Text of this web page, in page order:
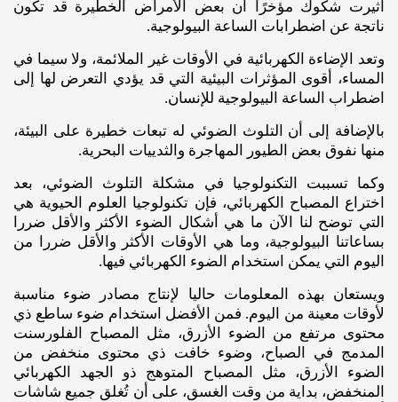
أثيرت شكوك مؤخرًا أن بعض الأمراض الخطيرة قد تكون
ناتجة عن اضطرابات الساعة البيولوجية.
وتعد الإضاءة الكهربائية في الأوقات غير الملائمة، ولا سيما في
المساء، أقوى المؤثرات البيئية التي قد يؤدي التعرض لها إلى
اضطراب الساعة البيولوجية للإنسان.
بالإضافة إلى أن التلوث الضوئي له تبعات خطيرة على البيئة،
منها نفوق بعض الطيور المهاجرة والثدييات البحرية.
وكما تسببت التكنولوجيا في مشكلة التلوث الضوئي، بعد
اختراع المصباح الكهربائي، فإن تكنولوجيا العلوم الحيوية هي
التي توضح لنا الآن ما هي أشكال الضوء الأكثر والأقل ضررا
بساعاتنا البيولوجية، وما هي الأوقات الأكثر والأقل ضررا من
اليوم التي يمكن استخدام الضوء الكهربائي فيها.
ويستعان بهذه المعلومات حاليا لإنتاج مصادر ضوء مناسبة
لأوقات معينة من اليوم. فمن الأفضل استخدام ضوء ساطع ذي
محتوى مرتفع من الضوء الأزرق، مثل المصباح الفلورسنت
المدمج في الصباح، وضوء خافت ذي محتوى منخفض من
الضوء الأزرق، مثل المصباح المتوهج ذو الجهد الكهربائي
المنخفض، بداية من وقت الغسق، على أن تُغلق جميع شاشات